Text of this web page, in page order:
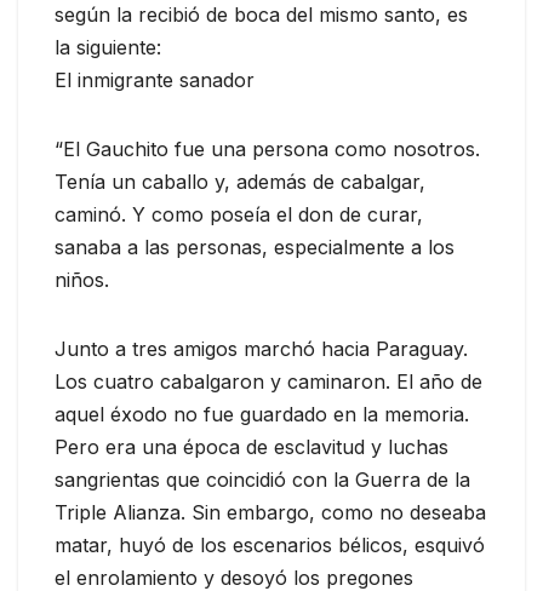
según la recibió de boca del mismo santo, es
la siguiente:
El inmigrante sanador
“El Gauchito fue una persona como nosotros.
Tenía un caballo y, además de cabalgar,
caminó. Y como poseía el don de curar,
sanaba a las personas, especialmente a los
niños.
Junto a tres amigos marchó hacia Paraguay.
Los cuatro cabalgaron y caminaron. El año de
aquel éxodo no fue guardado en la memoria.
Pero era una época de esclavitud y luchas
sangrientas que coincidió con la Guerra de la
Triple Alianza. Sin embargo, como no deseaba
matar, huyó de los escenarios bélicos, esquivó
el enrolamiento y desoyó los pregones